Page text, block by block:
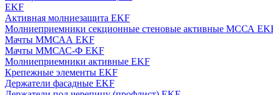
EKF
Активная молниезащита EKF
Молниеприемники секционные стеновые активные МССА
Мачты ММСАА EKF
Мачты ММСАС-Ф EKF
Молниеприемники активные EKF
Крепежные элементы EKF
Держатели фасадные EKF